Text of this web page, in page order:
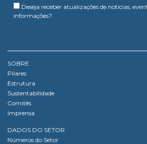
Deseja receber atualizações de notícias,
informações?
SOBRE
Pilares
Estrutura
Sustentabilidade
Comitês
Imprensa
DADOS DO SETOR
Números do Setor